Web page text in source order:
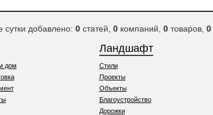
сутки добавлено: 0статей, 0компаний, 0товаров, 0
дом
Ландшафт
Стили
Проекты
Объекты
Благоустройство
Дорожки